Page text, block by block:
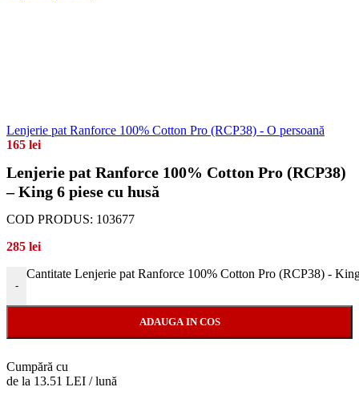
Lenjerie pat Ranforce 100% Cotton Pro (RCP38) - O persoană
165 lei
Lenjerie pat Ranforce 100% Cotton Pro (RCP38)
– King 6 piese cu husă
COD PRODUS: 103677
285 lei
-
Cantitate Lenjerie pat Ranforce 100% Cotton Pro (RCP38) -
ADAUGA IN COS
Cumpără cu
de la 13.51 LEI / lună